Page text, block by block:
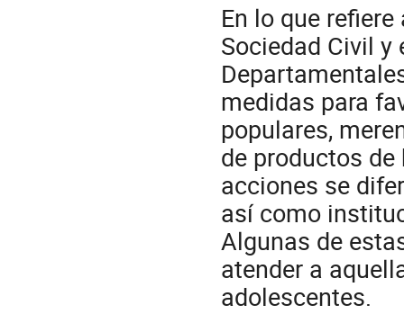
En lo que
Sociedad Civil y
medidas para
populares,
de productos
acciones se
así como
Algunas de
atender a
adolescentes.